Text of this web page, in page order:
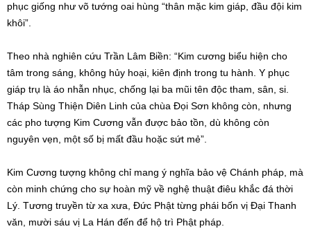
phục giống như võ tướng oai hùng “thân mặc kim giáp, đầu đội kim
khôi”.
Theo nhà nghiên cứu Trần Lâm Biền: “Kim cương biểu hiện cho
tâm trong sáng, không hủy hoại, kiên định trong tu hành. Y phục
giáp trụ là áo nhẫn nhục, chống lại ba mũi tên độc tham, sân, si.
Tháp Sùng Thiện Diên Linh của chùa Đọi Sơn không còn, nhưng
các pho tượng Kim Cương vẫn được bảo tồn, dù không còn
nguyên vẹn, một số bị mất đầu hoặc sứt mẻ”.
Kim Cương tượng không chỉ mang ý nghĩa bảo vệ Chánh pháp, mà
còn minh chứng cho sự hoàn mỹ về nghệ thuật điêu khắc đá thời
Lý. Tương truyền từ xa xưa, Đức Phật từng phái bốn vị Đại Thanh
văn, mười sáu vị La Hán đến để hộ trì Phật pháp.